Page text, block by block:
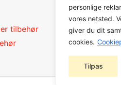
personlige
vores netsted.
giver du dit
cookies.
Tilpas
tilbehør